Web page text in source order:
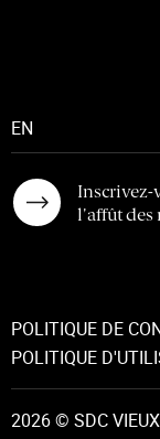
Inscrivez-
l'affût des
EN
POLITIQUE DE
POLITIQUE
2026 © SDC